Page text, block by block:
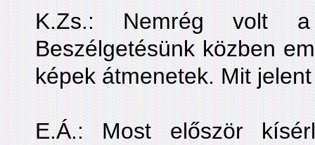
K.Zs.: Nemrég volt a
Beszélgetésünk közben
képek átmenetek. Mit
E.Á.: Most először